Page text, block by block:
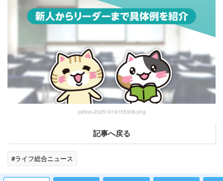
yahoo-20251016155308.png
記事へ戻る
#ライフ総合ニュース